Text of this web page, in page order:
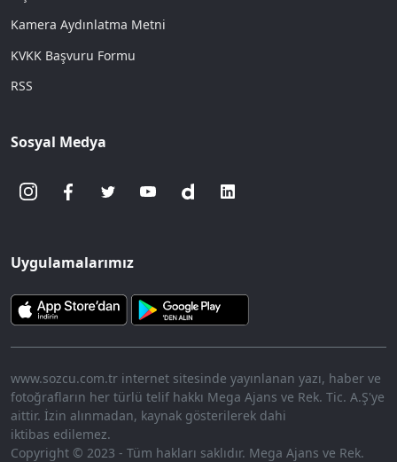
Kamera Aydınlatma Metni
KVKK Başvuru Formu
RSS
Sosyal Medya
Uygulamalarımız
www.sozcu.com.tr internet sitesinde yayınlanan yazı, haber ve
fotoğrafların her türlü telif hakkı Mega Ajans ve Rek. Tic. A.Ş'ye
aittir. İzin alınmadan, kaynak gösterilerek dahi
iktibas edilemez.
Copyright © 2023 - Tüm hakları saklıdır. Mega Ajans ve Rek.